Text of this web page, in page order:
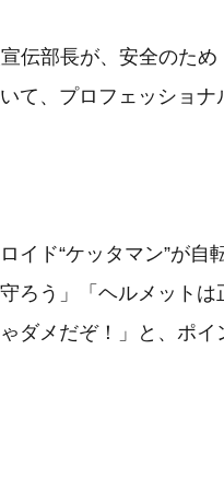
伝部長が、安全のため
て、プロフェッショナ
イド“ケッタマン”が自
ろう」「ヘルメットは
ダメだぞ！」と、ポイ